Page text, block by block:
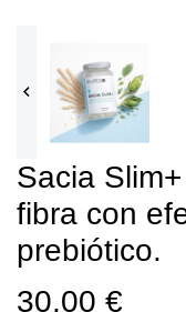

Sacia
fibra con
prebiótico.
30,00 €